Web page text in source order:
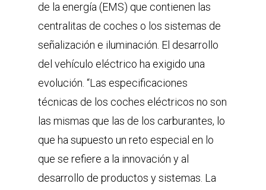
de la energía (EMS) que contienen las
centralitas de coches o los sistemas de
señalización e iluminación. El desarrollo
del vehículo eléctrico ha exigido una
evolución. “Las especificaciones
técnicas de los coches eléctricos no son
las mismas que las de los carburantes, lo
que ha supuesto un reto especial en lo
que se refiere a la innovación y al
desarrollo de productos y sistemas. La